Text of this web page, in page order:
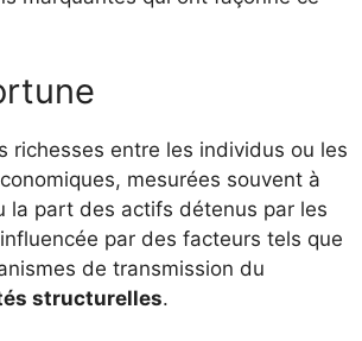
richesses entre les individus ou les
mesurées souvent à
la part des actifs détenus par les
par des facteurs tels que
de transmission du
structurelles.